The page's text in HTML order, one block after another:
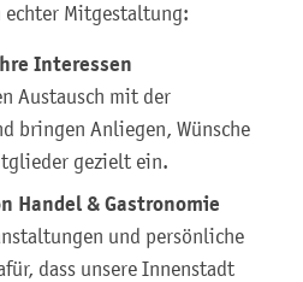
Mitgestaltung:
Interessen
Austausch mit der
bringen Anliegen, Wünsche
gezielt ein.
Handel & Gastronomie
und persönliche
dass unsere Innenstadt